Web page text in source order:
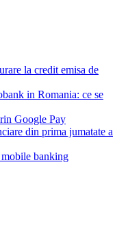
la credit emisa de
in Romania: ce se
Google Pay
din prima jumatate a
banking